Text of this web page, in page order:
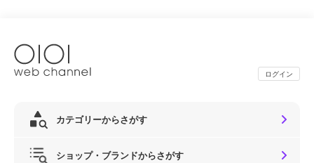
ログイン
カテゴリーからさがす
ショップ・ブランドからさがす